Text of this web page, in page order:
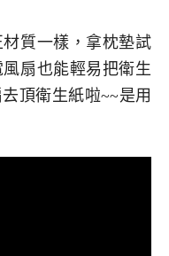
質一樣，拿枕墊試
扇也能輕易把衛生
頂衛生紙啦~~是用